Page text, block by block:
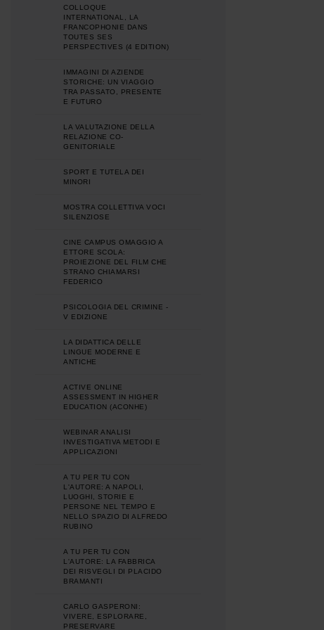
COLLOQUE
INTERNATIONAL, LA
FRANCOPHONIE DANS
TOUTES SES
PERSPECTIVES (4 EDITION)
IMMAGINI DI AZIENDE
STORICHE: UN VIAGGIO
TRA PASSATO, PRESENTE
E FUTURO
LA VALUTAZIONE DELLA
RELAZIONE CO-
GENITORIALE
SPORT E TUTELA DEI
MINORI
MOSTRA COLLETTIVA VOCI
SILENZIOSE
CINE CAMPUS OMAGGIO A
ETTORE SCOLA:
PROIEZIONE DEL FILM CHE
STRANO CHIAMARSI
FEDERICO
PSICOLOGIA DEL CRIMINE -
V EDIZIONE
LA DIDATTICA DELLE
LINGUE MODERNE E
ANTICHE
ACTIVE ONLINE
ASSESSMENT IN HIGHER
EDUCATION (ACONHE)
WEBINAR ANALISI
INVESTIGATIVA METODI E
APPLICAZIONI
A TU PER TU CON
L'AUTORE: A NAPOLI,
LUOGHI, STORIE E
PERSONE NEL TEMPO E
NELLO SPAZIO DI ALFREDO
RUBINO
A TU PER TU CON
L'AUTORE: LA FABBRICA
DEI RISVEGLI DI PLACIDO
BRAMANTI
CARLO GASPERONI:
VIVERE, ESPLORARE,
PRESERVARE